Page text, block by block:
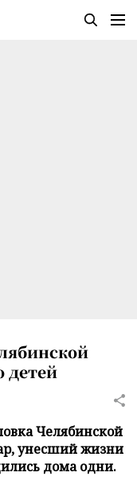
детей
Челябинской
унесший жизни
дома одни.